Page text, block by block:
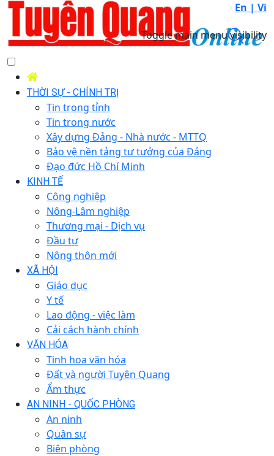
En | Vi
Toggle main menu visibility
THỜI SỰ - CHÍNH TRỊ
Tin trong tỉnh
Tin trong nước
Xây dựng Đảng - Nhà nước - MTTQ
Bảo vệ nền tảng tư tưởng của Đảng
Đạo đức Hồ Chí Minh
KINH TẾ
Công nghiệp
Nông-Lâm nghiệp
Thương mại - Dịch vụ
Đầu tư
Nông thôn mới
XÃ HỘI
Giáo dục
Y tế
Lao động - việc làm
Cải cách hành chính
VĂN HÓA
Tinh hoa văn hóa
Đất và người Tuyên Quang
Ẩm thực
AN NINH - QUỐC PHÒNG
An ninh
Quân sự
Biên phòng